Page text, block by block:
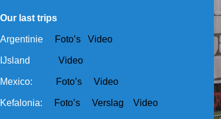
Our last trips
Argentinie Foto’s Video
IJsland Video
Mexico: Foto’s Video
Kefalonia: Foto’s Verslag Video